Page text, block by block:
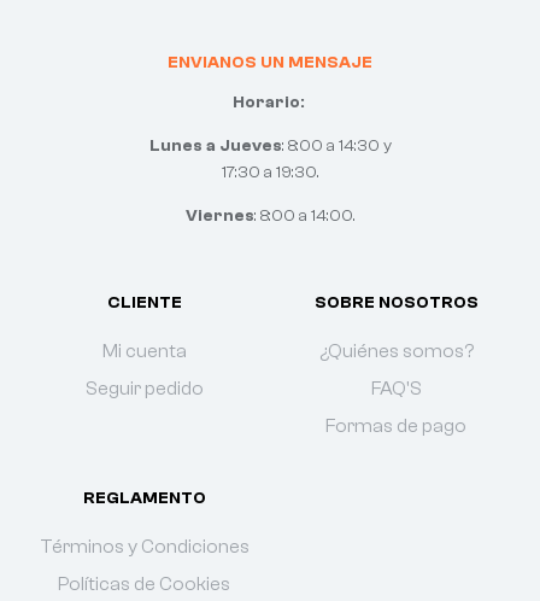
ENVIANOS UN MENSAJE
Horario:
Lunes a Jueves: 8:00 a 14:30 y
17:30 a 19:30.
Viernes: 8:00 a 14:00.
CLIENTE
Mi cuenta
Seguir pedido
SOBRE NOSOTROS
¿Quiénes somos?
FAQ'S
Formas de pago
REGLAMENTO
Términos y Condiciones
Políticas de Cookies